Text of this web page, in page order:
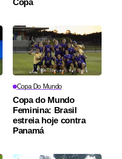
Copa
Copa Do Mundo
Copa do Mundo
Feminina: Brasil
estreia hoje contra
Panamá